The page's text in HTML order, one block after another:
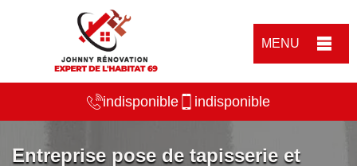
MENU
indisponible indisponible
Entreprise pose de tapisserie et